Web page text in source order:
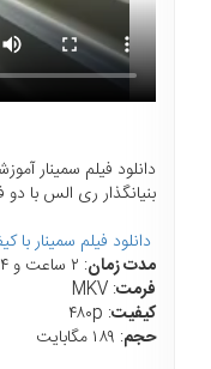
دانلود فیلم سمینار
بنیانگذار ری الس با
دانلود فیلم سمینار
مدت زمان: ۲ ساعت و ۴ دقیقه
فرمت: MKV
کیفیت: ۴۸۰p
حجم: ۱۸۹ مگابایت